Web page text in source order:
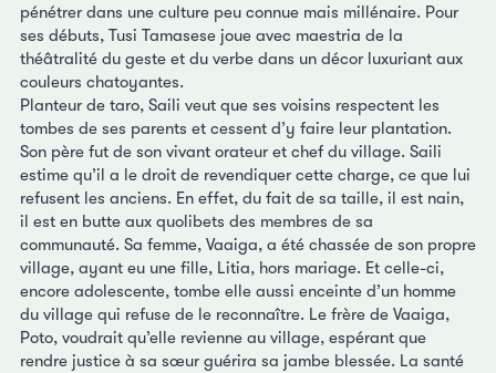
pénétrer dans une culture peu connue mais millénaire. Pour
ses débuts, Tusi Tamasese joue avec maestria de la
théâtralité du geste et du verbe dans un décor luxuriant aux
couleurs chatoyantes.
Planteur de taro, Saili veut que ses voisins respectent les
tombes de ses parents et cessent d’y faire leur plantation.
Son père fut de son vivant orateur et chef du village. Saili
estime qu’il a le droit de revendiquer cette charge, ce que lui
refusent les anciens. En effet, du fait de sa taille, il est nain,
il est en butte aux quolibets des membres de sa
communauté. Sa femme, Vaaiga, a été chassée de son propre
village, ayant eu une fille, Litia, hors mariage. Et celle-ci,
encore adolescente, tombe elle aussi enceinte d’un homme
du village qui refuse de le reconnaître. Le frère de Vaaiga,
Poto, voudrait qu’elle revienne au village, espérant que
rendre justice à sa sœur guérira sa jambe blessée. La santé